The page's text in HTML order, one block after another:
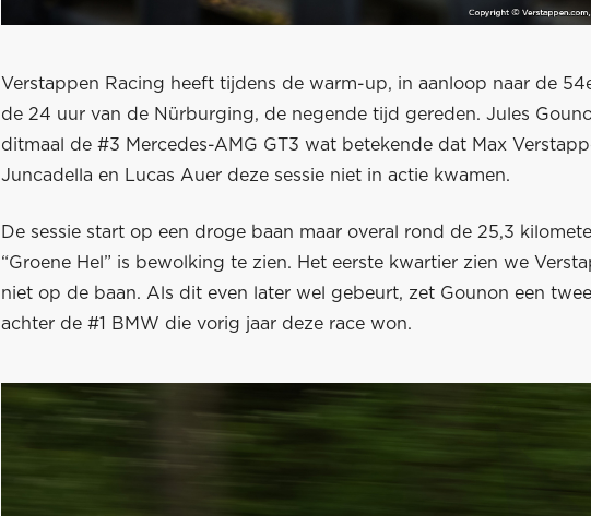
Verstappen Racing heeft tijdens de warm-up, in aanloop naar de
de 24 uur van de Nürburging, de negende tijd gereden. Jules
ditmaal de #3 Mercedes-AMG GT3 wat betekende dat Max
Juncadella en Lucas Auer deze sessie niet in actie kwamen.
De sessie start op een droge baan maar overal rond de 25,3
“Groene Hel” is bewolking te zien. Het eerste kwartier zien we
niet op de baan. Als dit even later wel gebeurt, zet Gounon een
achter de #1 BMW die vorig jaar deze race won.